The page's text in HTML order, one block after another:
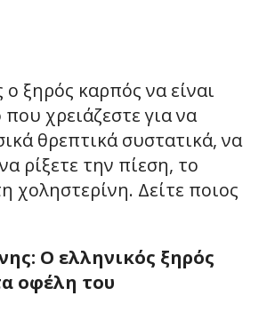
ξηρός καρπός να είναι
χρειάζεστε για να
θρεπτικά συστατικά, να
ρίξετε την πίεση, το
χοληστερίνη. Δείτε ποιος
Ο ελληνικός ξηρός
οφέλη του